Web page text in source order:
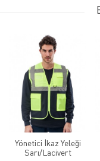
Yönetici İkaz Yeleği
Sarı/Lacivert